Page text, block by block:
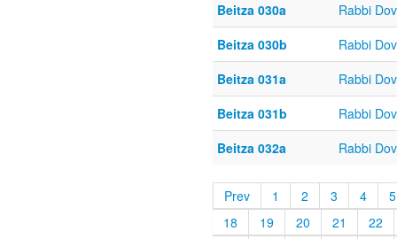
Beitza 030a
Rabbi
Beitza 030b
Rabbi
Beitza 031a
Rabbi
Beitza 031b
Rabbi
Beitza 032a
Rabbi
Prev 1 2 3 4
5
18
19 20 21
22